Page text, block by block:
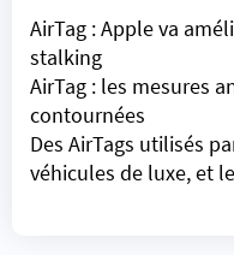
AirTag : Apple va
stalking
AirTag : les mesures
contournées
Des AirTags utilisés
véhicules de luxe, et